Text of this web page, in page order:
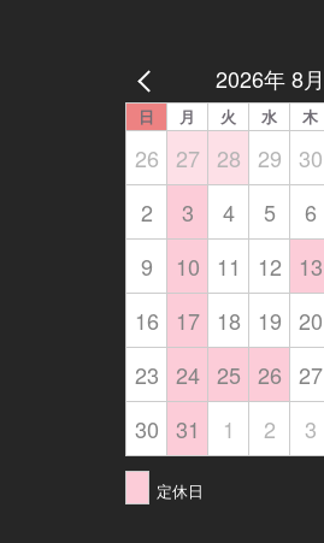
2026年 8月
日 月 火 水 木
26 27 28 29 30
2
3 4 5 6
9
10 11 12 13
16
17 18 19 20
23 24 25 26 27
30 31 1 2 3
定休日